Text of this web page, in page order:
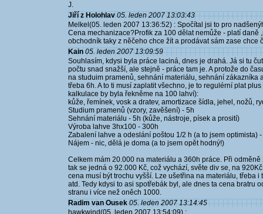
J.
Jiří z Holohlav 05. leden 2007 13:03:43
Melkel(05. leden 2007 13:36:52) : Spočítal jsi to pro
Cena mechanizace?Profik za 100 dělat nemůže - platí daně
obchodník taky z něčeho chce žít a prodávat sám zase chce
Kain 05. leden 2007 13:09:59
Souhlasím, kdysi byla práce laciná, dnes je drahá. Já si tu
počtu snad snažší, ale stejně - práce tam je. A protože do
na studuim pramenů, sehnání materiálu, sehnání zákazníka
třeba 6h. A to ti musí zaplatit všechno, je to regulérní plat
kalkulace by byla řekněme na 100 lahví):
kůže, řemínek, vosk a dratev, amortizace šídla, jehel, nožů,
Studium pramenů (vzory, zavěšení) - 5h
Sehnání materiálu - 5h (kůže, nástroje, písek a prosití)
Výroba lahve 3hx100 - 300h
Zabalení lahve a odeslání poštou 1/2 h (a to jsem optimista)
Nájem - nic, dělá je doma (a to jsem opět hodný!)
Celkem mám 20.000 na materiálu a 360h práce. Při
tak se jedná o 92.000 Kč, což vychází, světe div se, na
cena musí být trochu vyšší. Lze ušetřina na materiálu, třeba
atd. Tedy kdysi to asi spotřebák byl, ale dnes ta cena bratru
stranu i více než oněch 1000.
Radim van Ousek 05. leden 2007 13:14:45
hawkwind(05. leden 2007 13:54:09) :